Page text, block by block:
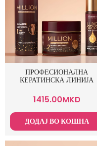
ПРОФЕСИОНАЛНА
КЕРАТИНСКА ЛИНИЈА
1415.00MKD
ДОДАЈ ВО КОШНА